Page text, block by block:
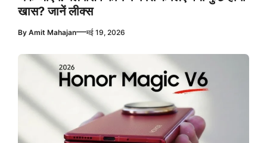
खास? जानें लीक्स
By Amit Mahajan—मई 19, 2026